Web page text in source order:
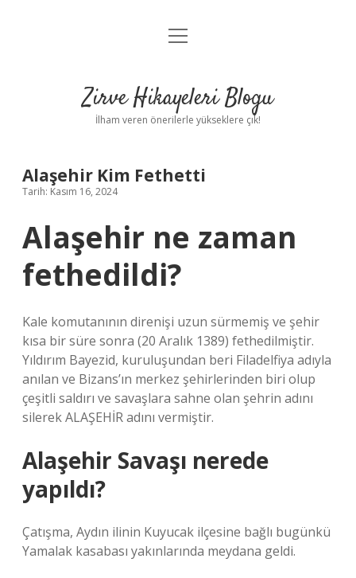
Anasayfa
Yasal Uyarı
menüyü
Zirve Hikayeleri Blogu
İlham veren önerilerle yükseklere çık!
Alaşehir Kim Fethetti
Tarih: Kasım 16, 2024
Alaşehir ne zaman
fethedildi?
Kale komutanının direnişi uzun sürmemiş ve şehir
kısa bir süre sonra (20 Aralık 1389) fethedilmiştir.
Yıldırım Bayezid, kuruluşundan beri Filadelfiya adıyla
anılan ve Bizans’ın merkez şehirlerinden biri olup
çeşitli saldırı ve savaşlara sahne olan şehrin adını
silerek ALAŞEHİR adını vermiştir.
Alaşehir Savaşı nerede
yapıldı?
Çatışma, Aydın ilinin Kuyucak ilçesine bağlı bugünkü
Yamalak kasabası yakınlarında meydana geldi.